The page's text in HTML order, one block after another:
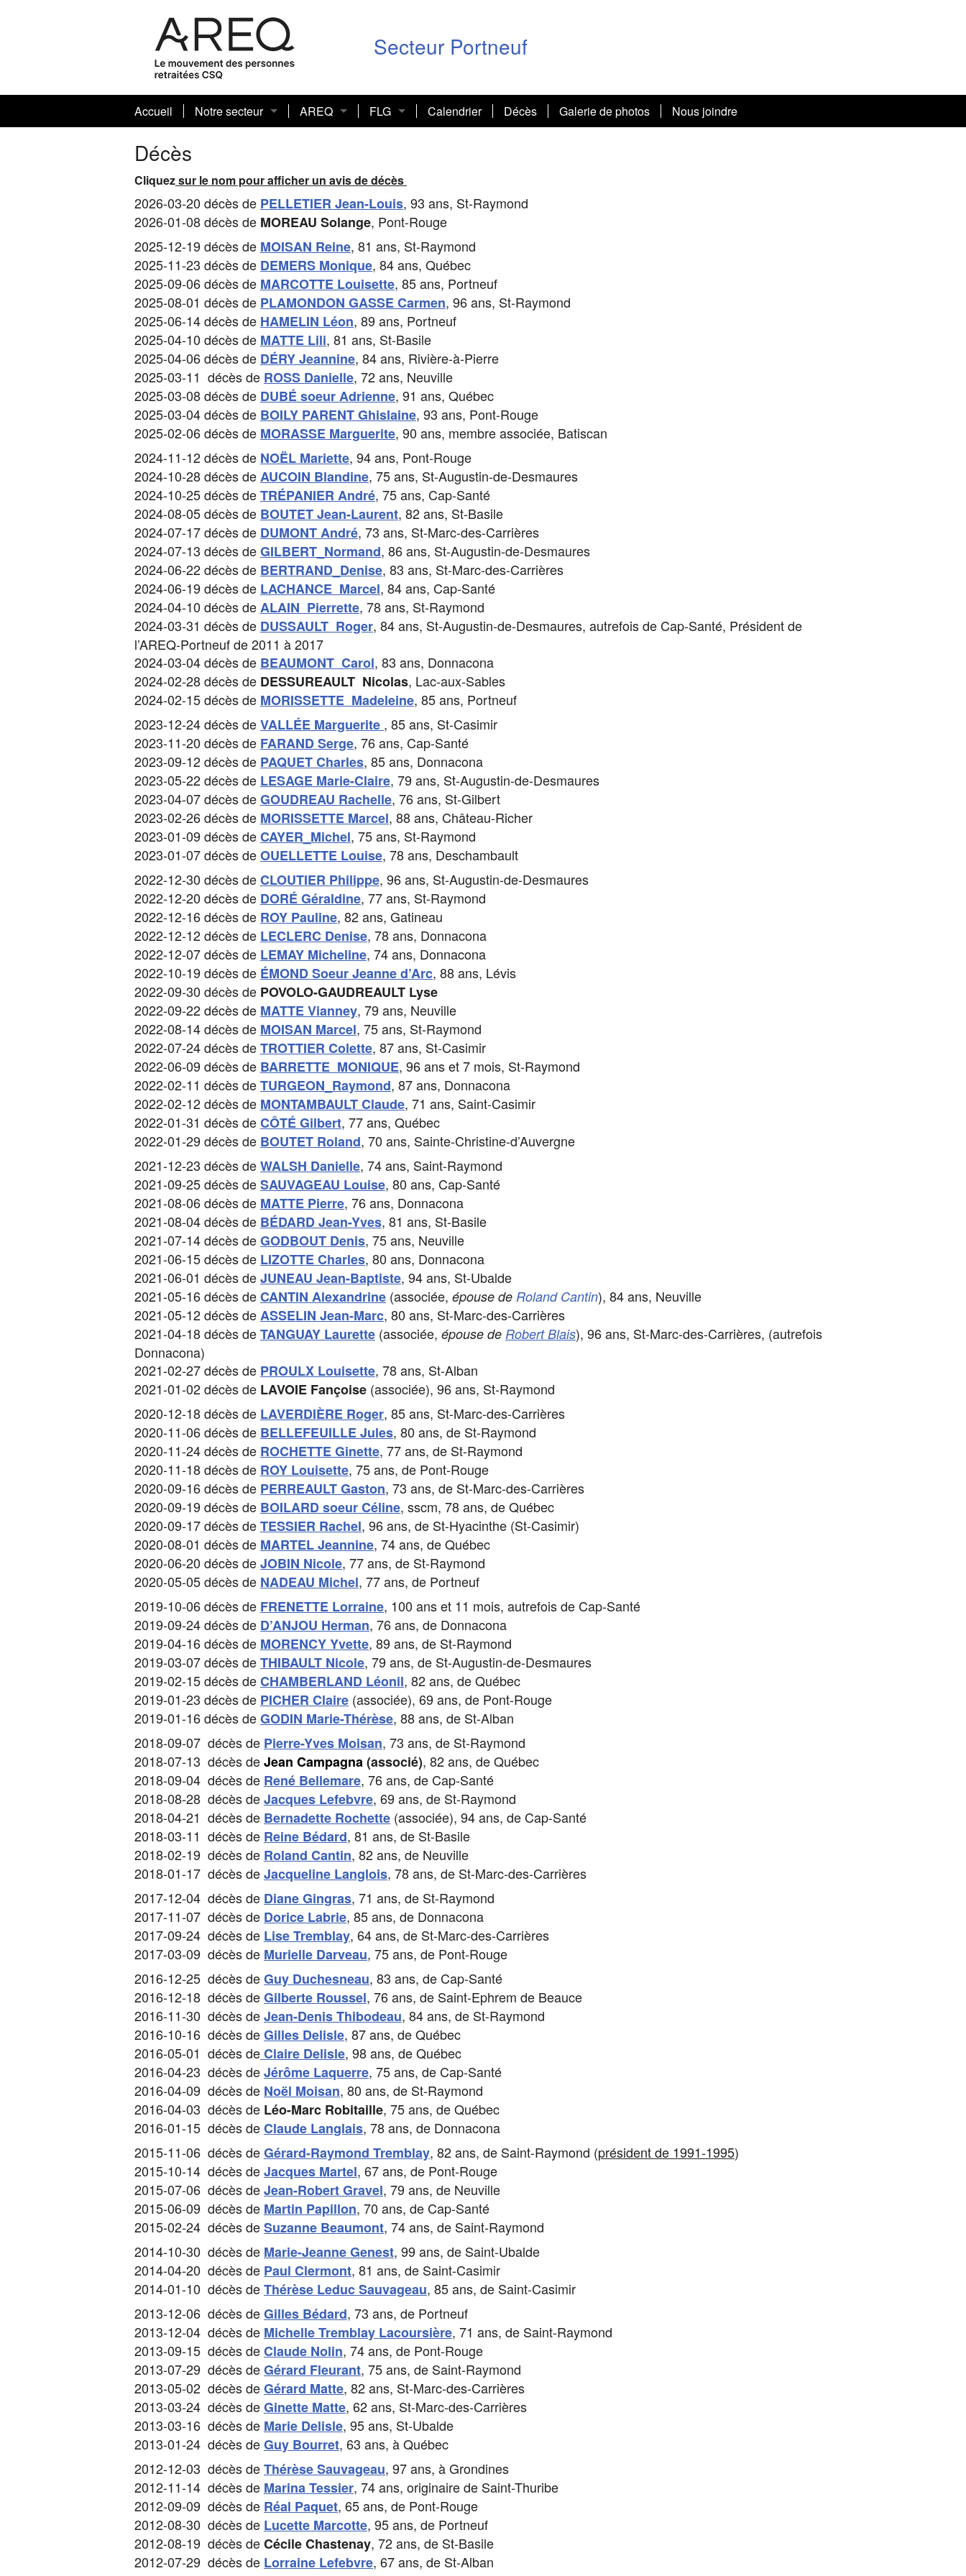
Secteur Portneuf
Accueil
Notre secteur
Conseil sectoriel
Responsables des dossiers
Historique du secteurHistorique
Liste des présidences
Les comités sectoriels
Nouveaux membres
Carte secteur Portneuf
AREQ
Le Focus
Quoi de neuf
InfoRetraite
Communiqués
FLG
FLG (site national)
Calendrier Décès Galerie de photos Nous joindre
Décès
Cliquezsur le nom pour afficher un avis de décès
2026-03-20 décès de PELLETIER Jean-Louis, 93 ans, St-Raymond
2026-01-08 décès de MOREAU Solange, Pont-Rouge
2025-12-19 décès de MOISAN Reine, 81 ans, St-Raymond
2025-11-23 décès de DEMERS Monique, 84 ans, Québec
2025-09-06 décès de MARCOTTE Louisette, 85 ans, Portneuf
2025-08-01 décès de PLAMONDON GASSE Carmen, 96 ans, St-Raymond
2025-06-14 décès de HAMELIN Léon, 89 ans, Portneuf
2025-04-10 décès de MATTE Lili, 81 ans, St-Basile
2025-04-06 décès de DÉRY Jeannine, 84 ans, Rivière-à-Pierre
2025-03-11 décès de ROSS Danielle, 72 ans, Neuville
2025-03-08 décès de DUBÉ soeur Adrienne, 91 ans, Québec
2025-03-04 décès de BOILY PARENT Ghislaine, 93 ans, Pont-Rouge
2025-02-06 décès de MORASSE Marguerite, 90 ans, membre associée, Batiscan
2024-11-12 décès de NOËL Mariette, 94 ans, Pont-Rouge
2024-10-28 décès deAUCOIN Blandine, 75 ans, St-Augustin-de-Desmaures
2024-10-25 décès deTRÉPANIER André, 75 ans, Cap-Santé
2024-08-05 décès de BOUTET Jean-Laurent, 82 ans, St-Basile
2024-07-17 décès de DUMONT André, 73 ans, St-Marc-des-Carrières
2024-07-13 décès deGILBERT_Normand, 86 ans, St-Augustin-de-Desmaures
2024-06-22 décès de BERTRAND_Denise, 83 ans, St-Marc-des-Carrières
2024-06-19 décès de LACHANCE Marcel, 84 ans, Cap-Santé
2024-04-10 décès deALAIN Pierrette, 78 ans, St-Raymond
2024-03-31 décès de DUSSAULT Roger, 84 ans, St-Augustin-de-Desmaures, autrefois de Cap-Santé, Président de
l’AREQ-Portneuf de 2011 à 2017
2024-03-04 décès de BEAUMONT Carol, 83 ans, Donnacona
2024-02-28 décès de DESSUREAULT Nicolas, Lac-aux-Sables
2024-02-15 décès de MORISSETTE Madeleine, 85 ans, Portneuf
2023-12-24 décès deVALLÉE Marguerite , 85 ans, St-Casimir
2023-11-20 décès de FARAND Serge, 76 ans, Cap-Santé
2023-09-12 décès de PAQUET Charles, 85 ans, Donnacona
2023-05-22 décès de LESAGE Marie-Claire, 79 ans, St-Augustin-de-Desmaures
2023-04-07 décès deGOUDREAU Rachelle, 76 ans, St-Gilbert
2023-02-26 décès de MORISSETTE Marcel, 88 ans, Château-Richer
2023-01-09 décès deCAYER_Michel, 75 ans, St-Raymond
2023-01-07 décès deOUELLETTE Louise, 78 ans, Deschambault
2022-12-30 décès deCLOUTIER Philippe, 96 ans, St-Augustin-de-Desmaures
2022-12-20 décès de DORÉ Géraldine, 77 ans, St-Raymond
2022-12-16 décès de ROY Pauline, 82 ans, Gatineau
2022-12-12 décès de LECLERC Denise, 78 ans, Donnacona
2022-12-07 décès de LEMAY Micheline, 74 ans, Donnacona
2022-10-19 décès de ÉMOND Soeur Jeanne d’Arc, 88 ans, Lévis
2022-09-30 décès de POVOLO-GAUDREAULT Lyse
2022-09-22 décès de MATTE Vianney, 79 ans, Neuville
2022-08-14 décès de MOISAN Marcel, 75 ans, St-Raymond
2022-07-24 décès deTROTTIER Colette, 87 ans, St-Casimir
2022-06-09 décès de BARRETTE MONIQUE, 96 ans et 7 mois, St-Raymond
2022-02-11 décès deTURGEON_Raymond, 87 ans, Donnacona
2022-02-12 décès de MONTAMBAULT Claude, 71 ans, Saint-Casimir
2022-01-31 décès deCÔTÉ Gilbert, 77 ans, Québec
2022-01-29 décès de BOUTET Roland, 70 ans, Sainte-Christine-d’Auvergne
2021-12-23 décès deWALSH Danielle, 74 ans, Saint-Raymond
2021-09-25 décès deSAUVAGEAU Louise, 80 ans, Cap-Santé
2021-08-06 décès de MATTE Pierre, 76 ans, Donnacona
2021-08-04 décès de BÉDARD Jean-Yves, 81 ans, St-Basile
2021-07-14 décès deGODBOUT Denis, 75 ans, Neuville
2021-06-15 décès de LIZOTTE Charles, 80 ans, Donnacona
2021-06-01 décès deJUNEAU Jean-Baptiste, 94 ans, St-Ubalde
2021-05-16 décès deCANTIN Alexandrine (associée, épouse de Roland Cantin), 84 ans, Neuville
2021-05-12 décès deASSELIN Jean-Marc, 80 ans, St-Marc-des-Carrières
2021-04-18 décès deTANGUAY Laurette (associée, épouse de Robert Blais), 96 ans, St-Marc-des-Carrières, (autrefois
Donnacona)
2021-02-27 décès de PROULX Louisette, 78 ans, St-Alban
2021-01-02 décès de LAVOIE Fançoise (associée), 96 ans, St-Raymond
2020-12-18 décès de LAVERDIÈRE Roger, 85 ans, St-Marc-des-Carrières
2020-11-06 décès de BELLEFEUILLE Jules, 80 ans, de St-Raymond
2020-11-24 décès de ROCHETTE Ginette, 77 ans, de St-Raymond
2020-11-18 décès de ROY Louisette, 75 ans, de Pont-Rouge
2020-09-16 décès de PERREAULT Gaston, 73 ans, de St-Marc-des-Carrières
2020-09-19 décès de BOILARD soeur Céline, sscm, 78 ans, de Québec
2020-09-17 décès deTESSIER Rachel, 96 ans, de St-Hyacinthe (St-Casimir)
2020-08-01 décès de MARTEL Jeannine, 74 ans, de Québec
2020-06-20 décès deJOBIN Nicole, 77 ans, de St-Raymond
2020-05-05 décès de NADEAU Michel, 77 ans, de Portneuf
2019-10-06 décès de FRENETTE Lorraine, 100 ans et 11 mois, autrefois de Cap-Santé
2019-09-24 décès de D’ANJOU Herman, 76 ans, de Donnacona
2019-04-16 décès de MORENCY Yvette, 89 ans, de St-Raymond
2019-03-07 décès deTHIBAULT Nicole, 79 ans, de St-Augustin-de-Desmaures
2019-02-15 décès deCHAMBERLAND Léonil, 82 ans, de Québec
2019-01-23 décès de PICHER Claire (associée), 69 ans, de Pont-Rouge
2019-01-16 décès deGODIN Marie-Thérèse, 88 ans, de St-Alban
2018-09-07 décès de Pierre-Yves Moisan, 73 ans, de St-Raymond
2018-07-13 décès deJean Campagna(associé), 82 ans, de Québec
2018-09-04 décès de René Bellemare, 76 ans, de Cap-Santé
2018-08-28 décès deJacques Lefebvre, 69 ans, de St-Raymond
2018-04-21 décès de Bernadette Rochette (associée), 94 ans, de Cap-Santé
2018-03-11 décès de Reine Bédard, 81 ans, de St-Basile
2018-02-19 décès de Roland Cantin, 82 ans, de Neuville
2018-01-17 décès deJacqueline Langlois, 78 ans, de St-Marc-des-Carrières
2017-12-04 décès de Diane Gingras, 71 ans, de St-Raymond
2017-11-07 décès de Dorice Labrie, 85 ans, de Donnacona
2017-09-24 décès de Lise Tremblay, 64 ans, de St-Marc-des-Carrières
2017-03-09 décès de Murielle Darveau, 75 ans, de Pont-Rouge
2016-12-25 décès deGuy Duchesneau, 83 ans, de Cap-Santé
2016-12-18 décès deGilberte Roussel, 76 ans, de Saint-Ephrem de Beauce
2016-11-30 décès deJean-Denis Thibodeau, 84 ans, de St-Raymond
2016-10-16 décès deGilles Delisle, 87 ans, de Québec
2016-05-01 décès deClaire Delisle, 98 ans, de Québec
2016-04-23 décès deJérôme Laquerre, 75 ans, de Cap-Santé
2016-04-09 décès de Noël Moisan, 80 ans, de St-Raymond
2016-04-03 décès de Léo-Marc Robitaille, 75 ans, de Québec
2016-01-15 décès deClaude Langlais, 78 ans, de Donnacona
2015-11-06 décès deGérard-Raymond Tremblay, 82 ans, de Saint-Raymond (président de 1991-1995)
2015-10-14 décès deJacques Martel, 67 ans, de Pont-Rouge
2015-07-06 décès deJean-Robert Gravel, 79 ans, de Neuville
2015-06-09 décès de Martin Papillon, 70 ans, de Cap-Santé
2015-02-24 décès deSuzanne Beaumont, 74 ans, de Saint-Raymond
2014-10-30 décès de Marie-Jeanne Genest, 99 ans, de Saint-Ubalde
2014-04-20 décès de Paul Clermont, 81 ans, de Saint-Casimir
2014-01-10 décès deThérèse Leduc Sauvageau, 85 ans, de Saint-Casimir
2013-12-06 décès deGilles Bédard, 73 ans, de Portneuf
2013-12-04 décès de Michelle Tremblay Lacoursière, 71 ans, de Saint-Raymond
2013-09-15 décès deClaude Nolin, 74 ans, de Pont-Rouge
2013-07-29 décès deGérard Fleurant, 75 ans, de Saint-Raymond
2013-05-02 décès deGérard Matte, 82 ans, St-Marc-des-Carrières
2013-03-24 décès deGinette Matte, 62 ans, St-Marc-des-Carrières
2013-03-16 décès de Marie Delisle, 95 ans, St-Ubalde
2013-01-24 décès deGuy Bourret, 63 ans, à Québec
2012-12-03 décès deThérèse Sauvageau, 97 ans, à Grondines
2012-11-14 décès de Marina Tessier, 74 ans, originaire de Saint-Thuribe
2012-09-09 décès de Réal Paquet, 65 ans, de Pont-Rouge
2012-08-30 décès de Lucette Marcotte, 95 ans, de Portneuf
2012-08-19 décès deCécile Chastenay, 72 ans, de St-Basile
2012-07-29 décès de Lorraine Lefebvre, 67 ans, de St-Alban